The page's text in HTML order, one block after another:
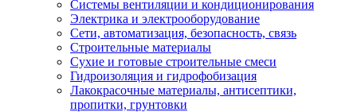
Системы вентиляции и кондиционирования
Электрика и электрооборудование
Сети, автоматизация, безопасность, связь
Строительные материалы
Сухие и готовые строительные смеси
Гидроизоляция и гидрофобизация
Лакокрасочные материалы, антисептики,
пропитки, грунтовки